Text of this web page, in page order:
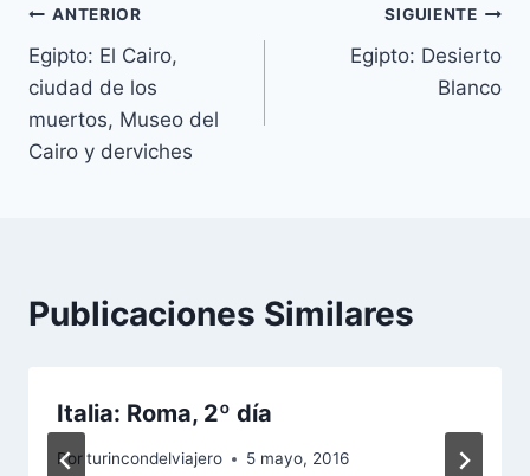
Navegación
de
entradas
ANTERIOR
Egipto: El Cairo,
ciudad de los
muertos, Museo del
Cairo y derviches
SIGUIENTE
Egipto: Desierto
Blanco
Publicaciones Similares
Italia: Roma, 2º día
Porturincondelviajero 5 mayo, 2016